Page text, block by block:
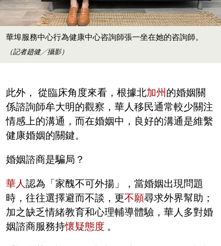
華埠服務中心行為健康中心咨詢師張一坐在她的咨詢師。
（記者趙健╱攝影）
此外， 從臨床角度來看，根據北加州 的婚姻關
係諮詢師牟大明的觀察，華人移民通常較少關注
情感上的溝通，而在婚姻中，良好的溝通是維繫
健康婚姻的關鍵。
婚姻諮商是騙局？
華人認為「家醜不可外揚」，當婚姻出現問題
時，往往選擇避而不談，更不願尋求外界幫助；
加之缺乏情緒教育和心理輔導體驗，華人多對婚
姻諮商服務持懷疑態度 。